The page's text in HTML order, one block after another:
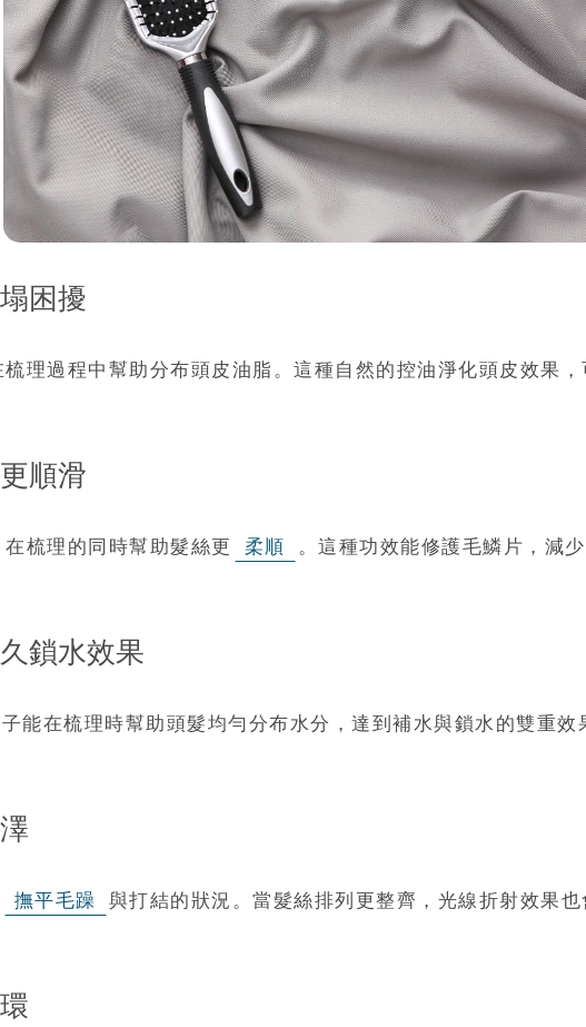
困擾
理過程中幫助分布頭皮油脂。這種自然的控油淨化頭皮效果
順滑
梳理的同時幫助髮絲更 柔順
。這種功效能修護毛鱗片，減
鎖水效果
能在梳理時幫助頭髮均勻分布水分，達到補水與鎖水的雙重
撫平毛躁
與打結的狀況。當髮絲排列更整齊，光線折射效果